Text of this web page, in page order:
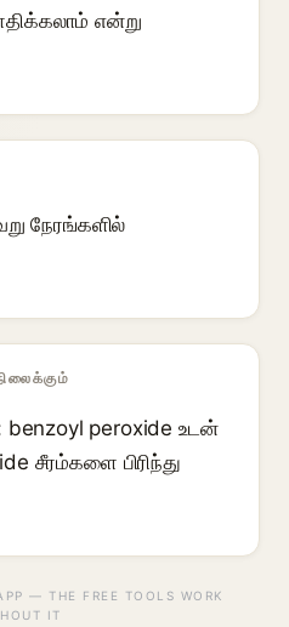
என்று
நேரங்களில்
peroxide உடன்
சீரம்களை பிரிந்து
— THE FREE TOOLS WORK
IT